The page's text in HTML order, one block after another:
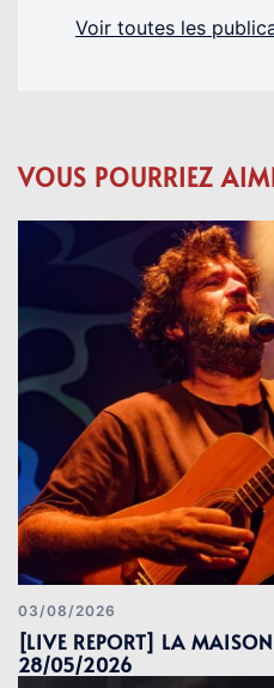
Voir toutes les
VOUS POURRIEZ
03/08/2026
[LIVE REPORT] LA
28/05/2026